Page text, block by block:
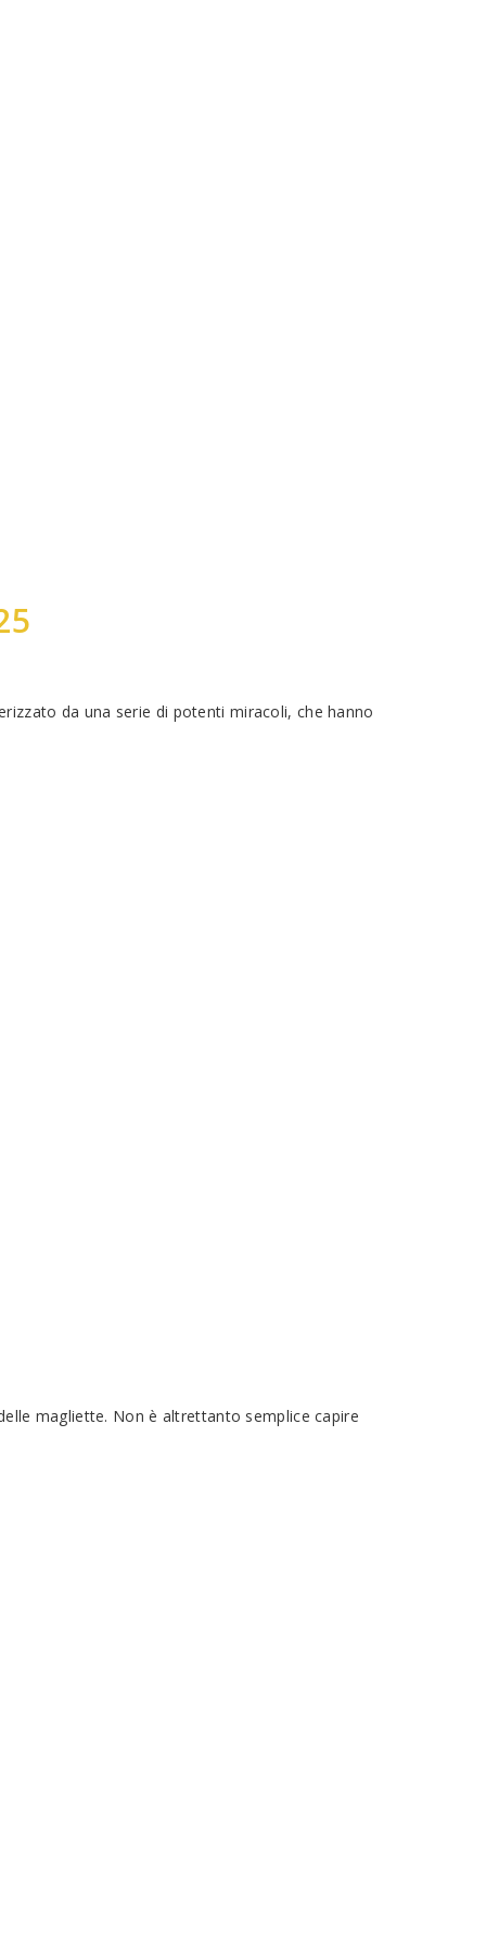
da una serie di potenti miracoli, che hanno
magliette. Non è altrettanto semplice capire